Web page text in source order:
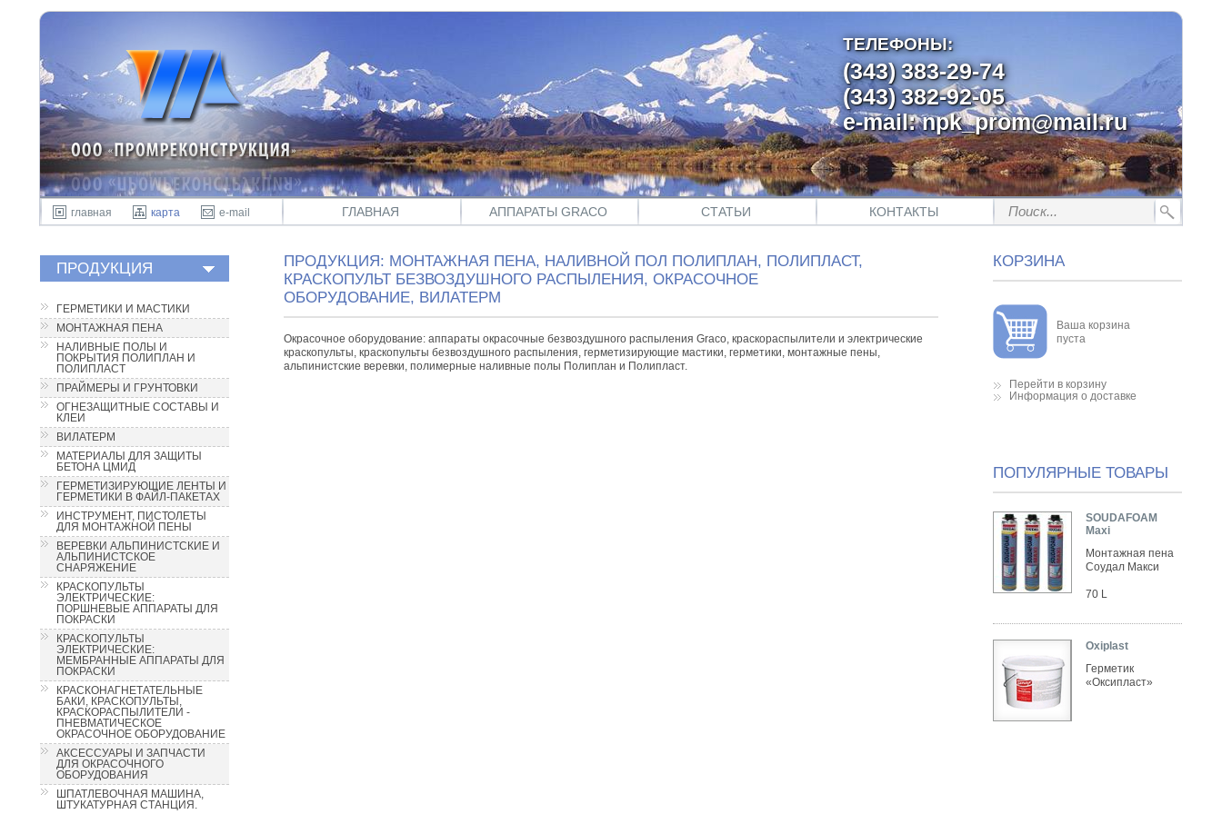
главная карта e-mail ГЛАВНАЯ АППАРАТЫ GRACO СТАТЬИ КОНТАКТЫ
ТЕЛЕФОНЫ:
(343) 383-29-74
(343) 382-92-05
e-mail: npk_prom@mail.ru
ПРОДУКЦИЯ
ГЕРМЕТИКИ И МАСТИКИ
МОНТАЖНАЯ ПЕНА
НАЛИВНЫЕ ПОЛЫ И
ПОКРЫТИЯ ПОЛИПЛАН И
ПОЛИПЛАСТ
ПРАЙМЕРЫ И ГРУНТОВКИ
ОГНЕЗАЩИТНЫЕ СОСТАВЫ И
КЛЕИ
ВИЛАТЕРМ
МАТЕРИАЛЫ ДЛЯ ЗАЩИТЫ
БЕТОНА ЦМИД
ГЕРМЕТИЗИРУЮЩИЕ ЛЕНТЫ И
ГЕРМЕТИКИ В ФАЙЛ-ПАКЕТАХ
ИНСТРУМЕНТ, ПИСТОЛЕТЫ
ДЛЯ МОНТАЖНОЙ ПЕНЫ
ВЕРЕВКИ АЛЬПИНИСТСКИЕ И
АЛЬПИНИСТСКОЕ
СНАРЯЖЕНИЕ
КРАСКОПУЛЬТЫ
ЭЛЕКТРИЧЕСКИЕ:
ПОРШНЕВЫЕ АППАРАТЫ ДЛЯ
ПОКРАСКИ
КРАСКОПУЛЬТЫ
ЭЛЕКТРИЧЕСКИЕ:
МЕМБРАННЫЕ АППАРАТЫ ДЛЯ
ПОКРАСКИ
КРАСКОНАГНЕТАТЕЛЬНЫЕ
БАКИ, КРАСКОПУЛЬТЫ,
КРАСКОРАСПЫЛИТЕЛИ -
ПНЕВМАТИЧЕСКОЕ
ОКРАСОЧНОЕ ОБОРУДОВАНИЕ
АКСЕССУАРЫ И ЗАПЧАСТИ
ДЛЯ ОКРАСОЧНОГО
ОБОРУДОВАНИЯ
ШПАТЛЕВОЧНАЯ МАШИНА,
ШТУКАТУРНАЯ СТАНЦИЯ.
КОРЗИНА
Ваша корзина
пуста
Перейти в корзину
Информация о доставке
ПОПУЛЯРНЫЕ ТОВАРЫ
SOUDAFOAM
Maxi
Монтажная пена
Соудал Макси
70 L
Oxiplast
Герметик
«Оксипласт»
ПРОДУКЦИЯ: МОНТАЖНАЯ ПЕНА, НАЛИВНОЙ ПОЛ ПОЛИПЛАН, ПОЛИПЛАСТ,
КРАСКОПУЛЬТ БЕЗВОЗДУШНОГО РАСПЫЛЕНИЯ, ОКРАСОЧНОЕ
ОБОРУДОВАНИЕ, ВИЛАТЕРМ
Окрасочное оборудование: аппараты окрасочные безвоздушного распыления Graco, краскораспылители и электрические
краскопульты, краскопульты безвоздушного распыления, герметизирующие мастики, герметики, монтажные пены,
альпинистские веревки, полимерные наливные полы Полиплан и Полипласт.